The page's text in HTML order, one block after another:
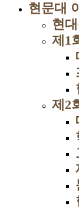
현문대
현
제1
제2